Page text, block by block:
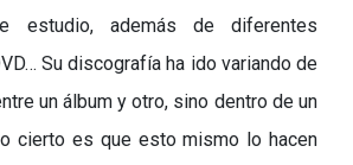
estudio, además de diferentes
Su discografía ha ido variando de
un álbum y otro, sino dentro de un
cierto es que esto mismo lo hacen